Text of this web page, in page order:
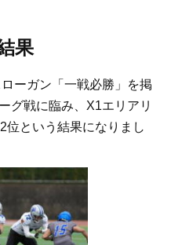
果
ーガン「一戦必勝」を掲
グ戦に臨み、X1エリアリ
位という結果になりまし